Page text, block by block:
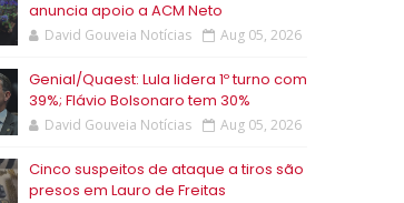
anuncia apoio a ACM Neto
David Gouveia Notícias Aug 05, 2026
Genial/Quaest: Lula lidera 1º turno com
39%; Flávio Bolsonaro tem 30%
David Gouveia Notícias Aug 05, 2026
Cinco suspeitos de ataque a tiros são
presos em Lauro de Freitas